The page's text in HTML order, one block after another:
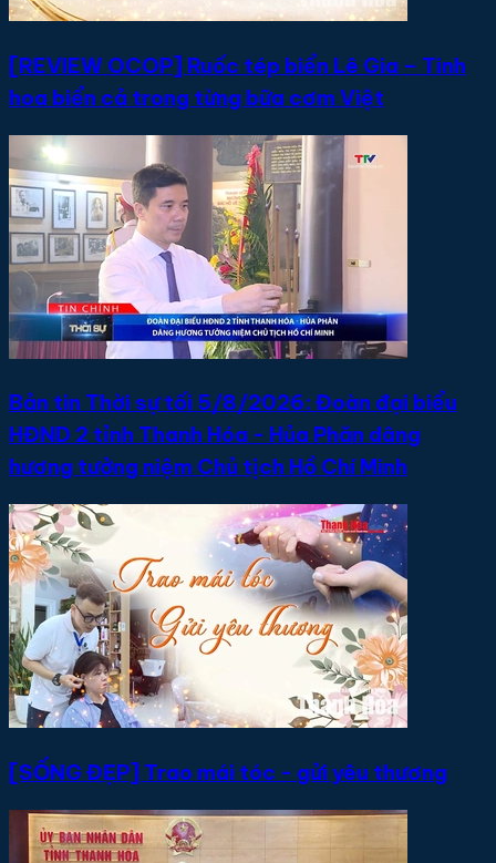
[REVIEW OCOP] Ruốc tép biển Lê Gia – Tinh
hoa biển cả trong từng bữa cơm Việt
Bản tin Thời sự tối 5/8/2026: Đoàn đại biểu
HĐND 2 tỉnh Thanh Hóa - Hủa Phăn dâng
hương tưởng niệm Chủ tịch Hồ Chí Minh
[SỐNG ĐẸP] Trao mái tóc - gửi yêu thương